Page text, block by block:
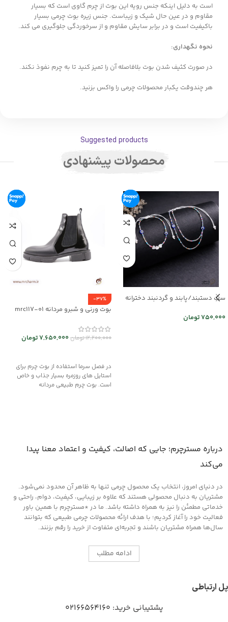
است به دلیل اینکه جنس رویه این بوت از چرم گاوی است که بسیار
مقاوم و در عین حال شیک و زیباست. جنس زیره بوت چرمی بسیار
باکیفیت است و در برابر سایش مقاوم و از سرخوردگی جلوگیری می کند.
نحوه نگهداری:
در صورت کثیف شدن بوت بلافاصله آن را تمیز کنید تا به چرم نفوذ نکند.
هر چندوقت یکبار محصولات چرمی را واکس بزنید.
Suggested products
محصولات پیشنهادی
ست دستبند/پابند و گردنبند دخترانه
750,000تومان
-37%
بوت ورنی و شبرو مردانه mrc117-01
12,200,000تومان7,650,000تومان
در فصل سرما استفاده از بوت چرم برای
استایل های روزمره بسیار جذاب و خاص
است. بوت چرم طبیعی مردانه
درباره مسترچرم؛ جایی که اصالت، کیفیت و اعتماد معنا پیدا
می‌کند
در دنیای امروز، انتخاب یک محصول چرمی تنها به ظاهر آن محدود نمی‌شود.
مشتریان به دنبال محصولی هستند که علاوه بر زیبایی، کیفیت، دوام، راحتی و
خدماتی مطمئن را نیز به همراه داشته باشد. ما در *مسترچرم با همین باور
فعالیت خود را آغاز کردیم؛ با هدف ارائه محصولات چرمی طبیعی که بتوانند
سال‌ها همراه مشتریان باشند و تجربه‌ای متفاوت از خرید را رقم بزنند.
ادامه مطلب
پل ارتباطی
پشتیبانی خرید: 02166564160